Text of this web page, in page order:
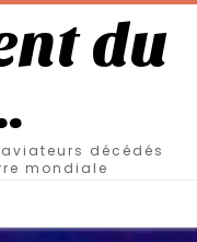
du
décédés
mondiale